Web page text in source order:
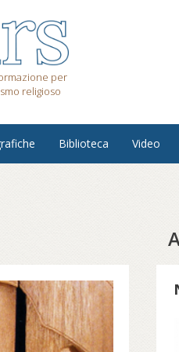
per
religioso
Biblioteca Video